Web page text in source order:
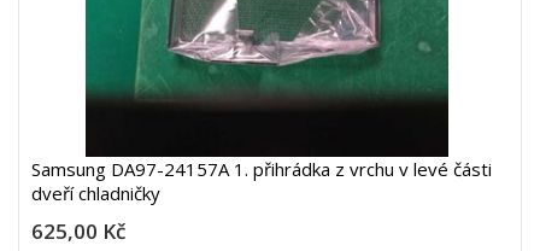
Samsung DA97-24157A 1. přihrádka z vrchu v levé části
dveří chladničky
625,00 Kč